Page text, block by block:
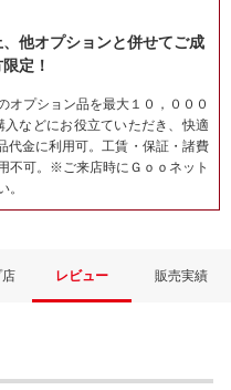
他オプションと併せてご成
定！
オプション品を最大１０，０００
などにお役立ていただき、快適
金に利用可。工賃・保証・諸費
不可。※ご来店時にＧｏｏネット
。
店 レビュー 販売実績